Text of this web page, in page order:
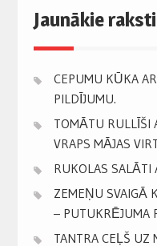
Jaunākie raksti
CEPUMU KŪKA
PILDĪJUMU.
TOMĀTU RULLĪŠI
VRAPS MĀJAS
RUKOLAS SALĀTI
ZEMEŅU SVAIGĀ
– PUTUKRĒJUMA
TANTRA CEĻŠ UZ